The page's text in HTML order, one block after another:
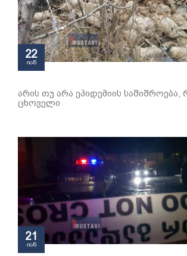
22
იან
არის თუ არა ეპიდემიის საშიშროება,
ცხოველი
21
იან